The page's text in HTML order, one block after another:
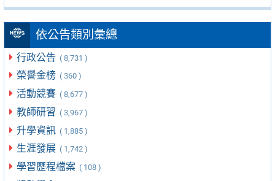
依公告類別彙總
行政公告 ( 8,731 )
榮譽金榜 ( 360 )
活動競賽 ( 8,677 )
教師研習 ( 3,967 )
升學資訊 ( 1,885 )
生涯發展 ( 1,742 )
學習歷程檔案 ( 108 )